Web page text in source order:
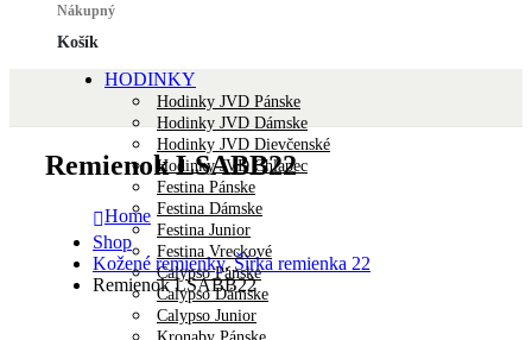
Nákupný
Košík
HODINKY
Hodinky JVD Pánske
Hodinky JVD Dámske
Hodinky JVD Dievčenské
Hodinky JVD Chlapec
Festina Pánske
Festina Dámske
Festina Junior
Festina Vreckové
Calypso Pánske
Calypso Dámske
Calypso Junior
Kronaby Pánske
Remienok LSABB22
Home
Shop
Kožené remienky,Šírka remienka 22
Remienok LSABB22